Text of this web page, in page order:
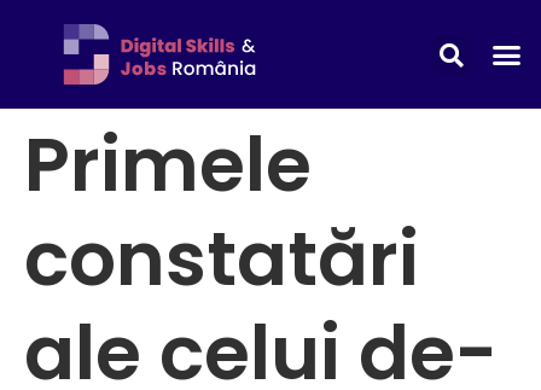
Primele
constatări
ale celui de-